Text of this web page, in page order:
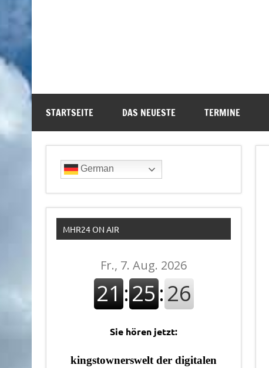
STARTSEITE DAS NEUESTE TERMINE
German
MHR24 ON AIR
Sie hören jetzt: